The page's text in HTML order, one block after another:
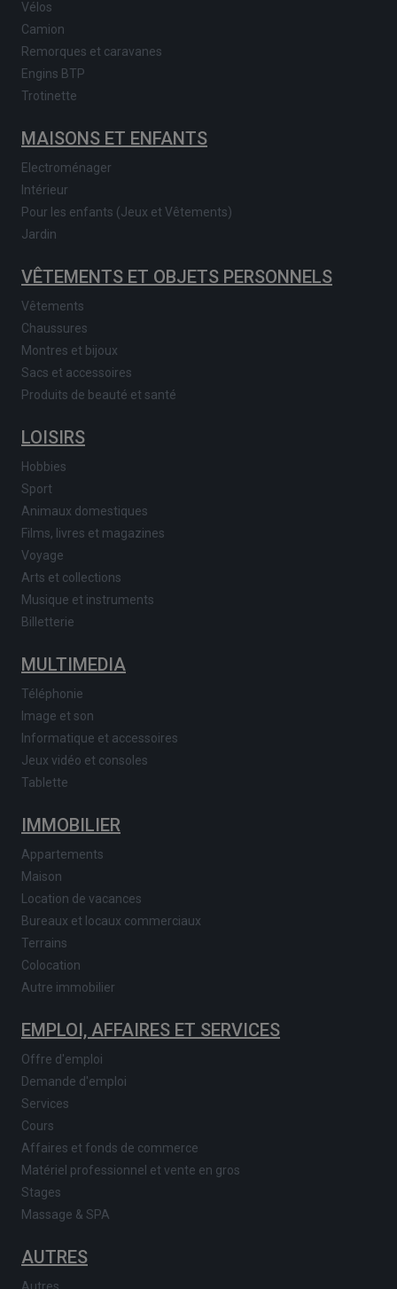
Vélos
Camion
Remorques et caravanes
Engins BTP
Trotinette
MAISONS ET ENFANTS
Electroménager
Intérieur
Pour les enfants (Jeux et Vêtements)
Jardin
VÊTEMENTS ET OBJETS PERSONNELS
Vêtements
Chaussures
Montres et bijoux
Sacs et accessoires
Produits de beauté et santé
LOISIRS
Hobbies
Sport
Animaux domestiques
Films, livres et magazines
Voyage
Arts et collections
Musique et instruments
Billetterie
MULTIMEDIA
Téléphonie
Image et son
Informatique et accessoires
Jeux vidéo et consoles
Tablette
IMMOBILIER
Appartements
Maison
Location de vacances
Bureaux et locaux commerciaux
Terrains
Colocation
Autre immobilier
EMPLOI, AFFAIRES ET SERVICES
Offre d'emploi
Demande d'emploi
Services
Cours
Affaires et fonds de commerce
Matériel professionnel et vente en gros
Stages
Massage & SPA
AUTRES